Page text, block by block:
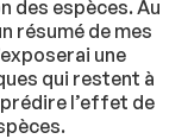
des espèces. Au
résumé de mes
une
qui restent à
l’effet de